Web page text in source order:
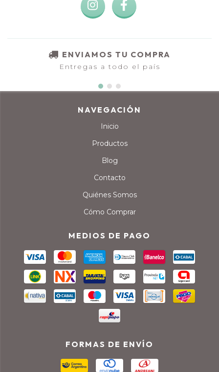
ENVIAMOS TU COMPRA
Entregas a todo el país
NAVEGACIÓN
Inicio
Productos
Blog
Contacto
Quiénes Somos
Cómo Comprar
MEDIOS DE PAGO
FORMAS DE ENVÍO